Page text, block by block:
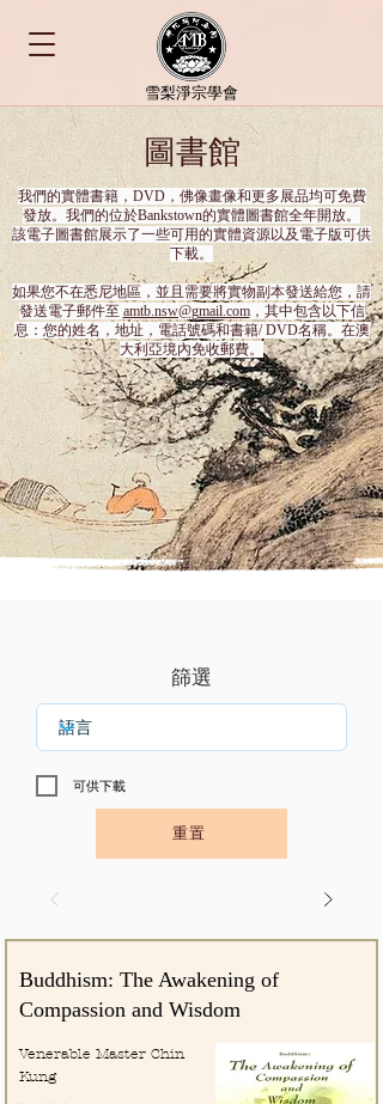
​雪梨淨宗學會
圖書館
我們的實體書籍，DVD，佛像畫像和更多展品均可免費
發放。我們的位於Bankstown的實體圖書館全年開放。
該電子圖書館展示了一些可用的實體資源以及電子版可供
下載。
如果您不在悉尼地區，並且需要將實物副本發送給您，請
發送電子郵件至 amtb.nsw@gmail.com，其中包含以下信
息：您的姓名，地址，電話號碼和書籍/ DVD名稱。在澳
大利亞境內免收郵費。
篩選
可供下載
重置
Buddhism: The Awakening of
Compassion and Wisdom
Venerable Master Chin
Kung